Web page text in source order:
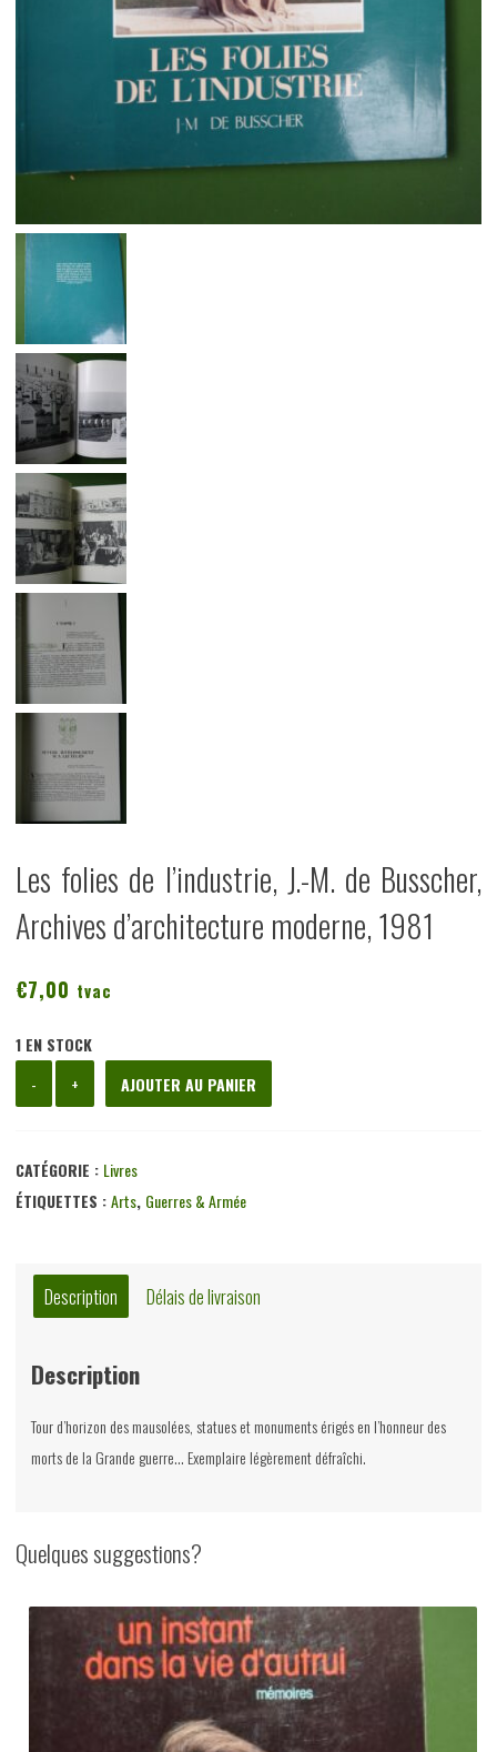
Les folies de l’industrie, J.-M. de Busscher,
Archives d’architecture moderne, 1981
€7,00 tvac
1 EN STOCK
-
de
folies
de
M.
de
Archives
d'architecture
moderne,
+ AJOUTER AU PANIER
CATÉGORIE : Livres
ÉTIQUETTES :Arts, Guerres & Armée
Description Délais de livraison
Description
Tour d’horizon des mausolées, statues et monuments érigés en l’honneur des
morts de la Grande guerre… Exemplaire légèrement défraîchi.
Quelques suggestions?